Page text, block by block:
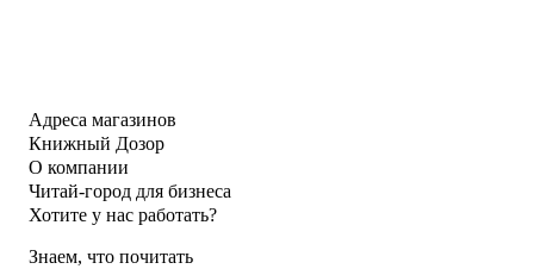
Адреса магазинов
Книжный Дозор
О компании
Читай-город для бизнеса
Хотите у нас работать?
Знаем, что почитать